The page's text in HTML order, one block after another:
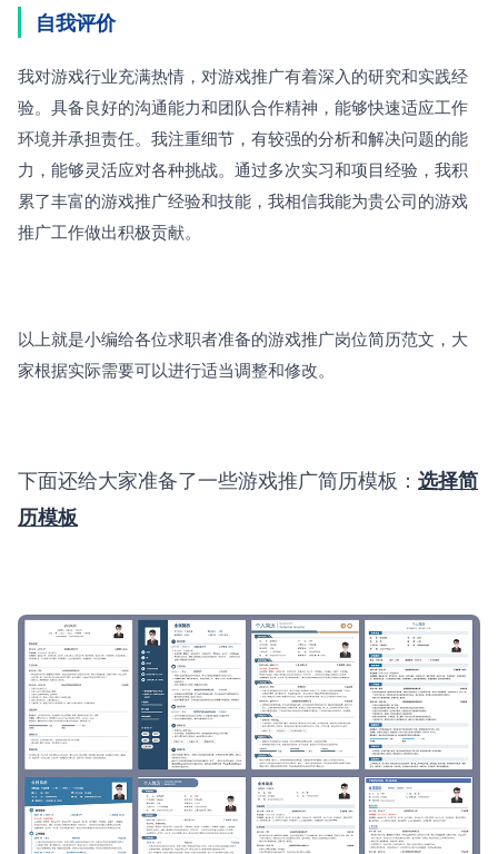
自我评价
我对游戏行业充满热情，对游戏推广有着深入的研究和实践经
验。具备良好的沟通能力和团队合作精神，能够快速适应工作
环境并承担责任。我注重细节，有较强的分析和解决问题的能
力，能够灵活应对各种挑战。通过多次实习和项目经验，我积
累了丰富的游戏推广经验和技能，我相信我能为贵公司的游戏
推广工作做出积极贡献。
以上就是小编给各位求职者准备的游戏推广岗位简历范文，大
家根据实际需要可以进行适当调整和修改。
下面还给大家准备了一些游戏推广简历模板： 选择简
历模板